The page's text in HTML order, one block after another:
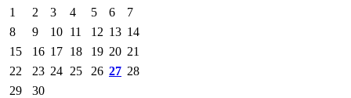
1
2 3 4 5 6
7
8
9 10 11 12 13 14
15
16 17 18 19 20 21
22
23 24 25 26 27 28
29
30